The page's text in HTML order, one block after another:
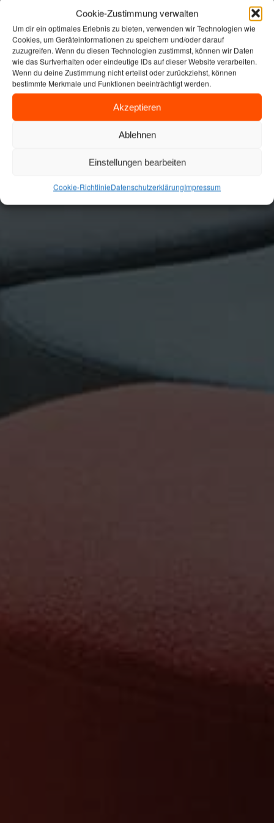
Cookie-Zustimmung verwalten
Um dir ein optimales Erlebnis zu bieten, verwenden wir Technologien wie
Cookies, um Geräteinformationen zu speichern und/oder darauf
zuzugreifen. Wenn du diesen Technologien zustimmst, können wir Daten
wie das Surfverhalten oder eindeutige IDs auf dieser Website verarbeiten.
Wenn du deine Zustimmung nicht erteilst oder zurückziehst, können
bestimmte Merkmale und Funktionen beeinträchtigt werden.
Akzeptieren
Ablehnen
Einstellungen bearbeiten
Cookie-RichtlinieDatenschutzerklärungImpressum